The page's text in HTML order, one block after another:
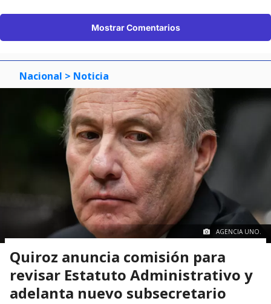
Mostrar Comentarios
Nacional > Noticia
AGENCIA UNO.
Quiroz anuncia comisión para
revisar Estatuto Administrativo y
adelanta nuevo subsecretario